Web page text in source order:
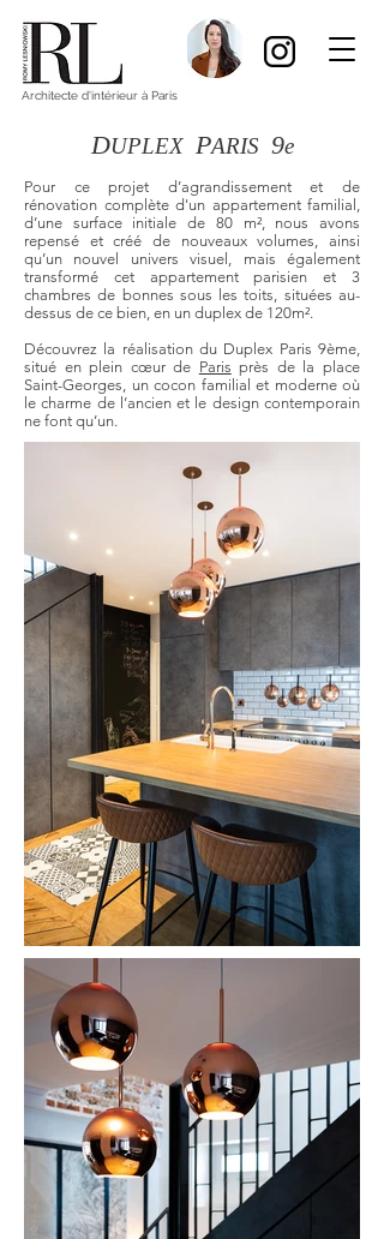
Architecte d'intérieur à Paris
DUPLEX PARIS 9e
Pour ce projet d’agrandissement et de
rénovation complète d'un appartement familial,
d’une surface initiale de 80 m², nous avons
repensé et créé de nouveaux volumes, ainsi
qu’un nouvel univers visuel, mais également
transformé cet appartement parisien et 3
chambres de bonnes sous les toits, situées au-
dessus de ce bien, en un duplex de 120m².
Découvrez la réalisation du Duplex Paris 9ème,
situé en plein cœur de Paris près de la place
Saint-Georges, un cocon familial et moderne où
le charme de l’ancien et le design contemporain
ne font qu’un.